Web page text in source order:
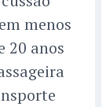
menos
20 anos